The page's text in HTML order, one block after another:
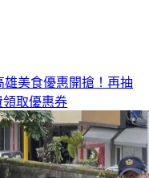
雄美食優惠開搶！再抽
領取優惠券